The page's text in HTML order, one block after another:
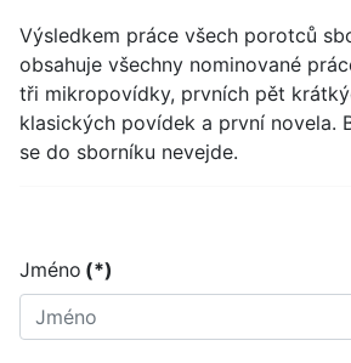
Výsledkem práce všech porotců
obsahuje všechny nominované
tři mikropovídky, prvních pět
klasických povídek a první novela.
se do sborníku nevejde.
Jméno (*)